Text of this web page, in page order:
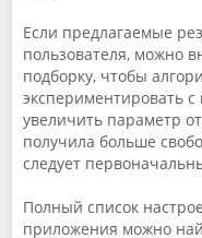
Если предлагаемые
пользователя, можно
подборку, чтобы
экспериментировать
увеличить параметр
получила больше
следует
Полный список
приложения можно